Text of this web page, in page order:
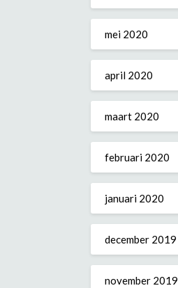
mei 2020
april 2020
maart 2020
februari 2020
januari 2020
december 2019
november 2019